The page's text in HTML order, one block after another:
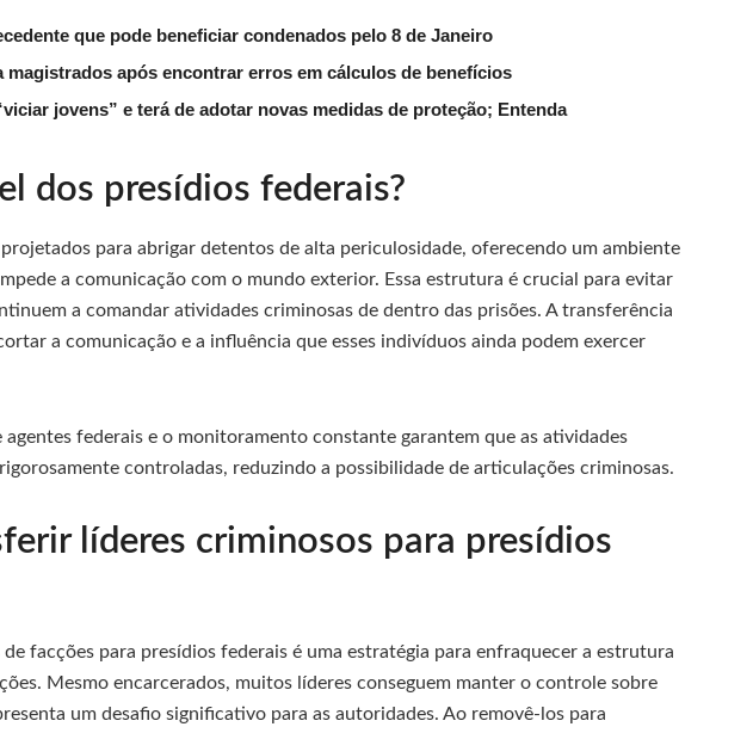
que pode beneficiar condenados pelo 8 de Janeiro
magistrados após encontrar erros em cálculos de benefícios
jovens” e terá de adotar novas medidas de proteção; Entenda
dos presídios federais?
para abrigar detentos de alta periculosidade, oferecendo um ambiente
a comunicação com o mundo exterior. Essa estrutura é crucial para evitar
a comandar atividades criminosas de dentro das prisões. A transferência
a comunicação e a influência que esses indivíduos ainda podem exercer
agentes federais e o monitoramento constante garantem que as atividades
controladas, reduzindo a possibilidade de articulações criminosas.
líderes criminosos para presídios
facções para presídios federais é uma estratégia para enfraquecer a estrutura
Mesmo encarcerados, muitos líderes conseguem manter o controle sobre
um desafio significativo para as autoridades. Ao removê-los para